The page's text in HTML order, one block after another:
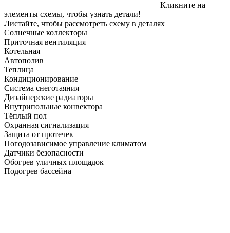
Кликните на
элементы схемы, чтобы узнать детали!
Листайте, чтобы рассмотреть схему в деталях
Солнечные коллекторы
Приточная вентиляция
Котельная
Автополив
Теплица
Кондиционирование
Система снеготаяния
Дизайнерские радиаторы
Внутрипольные конвектора
Тёплый пол
Охранная сигнализация
Защита от протечек
Погодозависимое управление климатом
Датчики безопасности
Обогрев уличных площадок
Подогрев бассейна